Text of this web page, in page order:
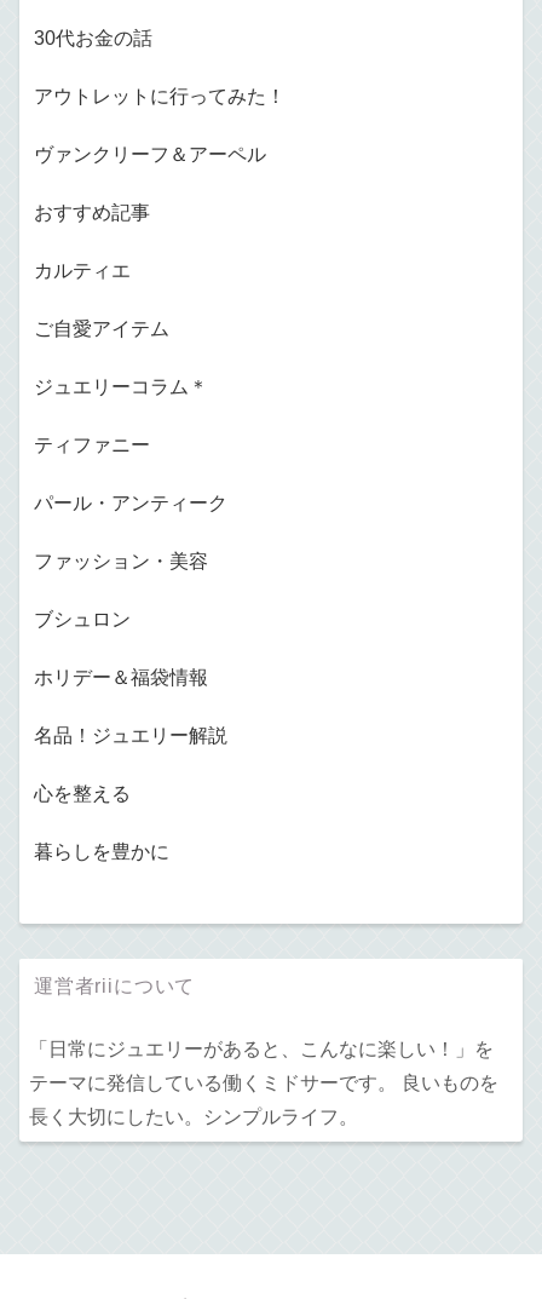
30代お金の話
アウトレットに行ってみた！
ヴァンクリーフ＆アーペル
おすすめ記事
カルティエ
ご自愛アイテム
ジュエリーコラム＊
ティファニー
パール・アンティーク
ファッション・美容
ブシュロン
ホリデー＆福袋情報
名品！ジュエリー解説
心を整える
暮らしを豊かに
運営者riiについて
「日常にジュエリーがあると、こんなに楽しい！」を
テーマに発信している働くミドサーです。 良いものを
長く大切にしたい。シンプルライフ。